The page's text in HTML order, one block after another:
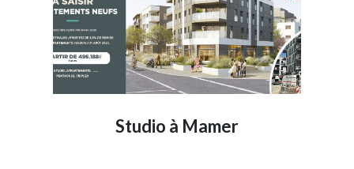
Studio à Mamer